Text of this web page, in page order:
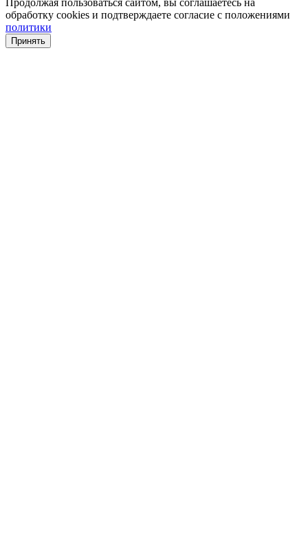
Продолжая пользоваться сайтом, вы соглашаетесь на
обработку cookies и подтверждаете согласие с положениями
политики
Принять